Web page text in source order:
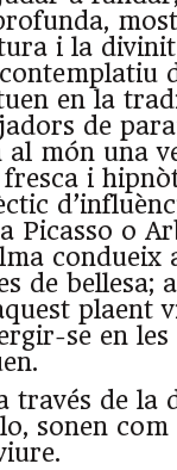
i la
en la
de
món una
fresca i
Picasso o
condueix
de bellesa;
plaent
se en
través de la
sonen